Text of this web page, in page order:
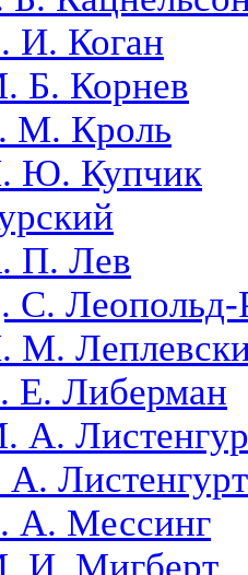
И. Коган
Б. Корнев
М. Кроль
Ю. Купчик
П. Лев
С. Леопольд-
М.
Е. Либерман
А.
А. Листенгурт
А. Мессинг
И. Мигберт